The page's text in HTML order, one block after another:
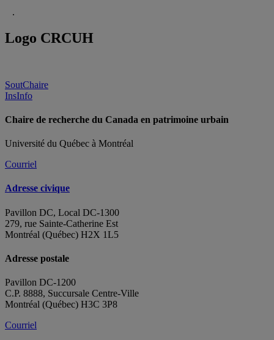
.
Logo CRCUH
SoutChaire
InsInfo
Chaire de recherche du Canada en patrimoine urbain
Université du Québec à Montréal
Courriel
Adresse civique
Pavillon DC, Local DC-1300
279, rue Sainte-Catherine Est
Montréal (Québec) H2X 1L5
Adresse postale
Pavillon DC-1200
C.P. 8888, Succursale Centre-Ville
Montréal (Québec) H3C 3P8
Courriel